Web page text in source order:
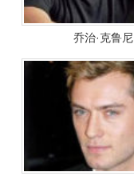
乔治·克鲁尼